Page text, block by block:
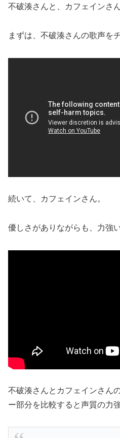
不破湊さんと、カフェインさ
まずは、不破湊さんの歌声を
続いて、カフェインさん。
優しさがありながらも、力強
不破湊さんとカフェインさん
ー部分を比較すると声質の力